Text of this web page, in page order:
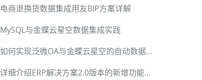
电商退换货数据集成用友BIP方案详解
MySQL与金蝶云星空数据集成实践
如何实现泛微OA与金蝶云星空的自动数据集成
详细介绍ERP解决方案2.0版本的新增功能和优化